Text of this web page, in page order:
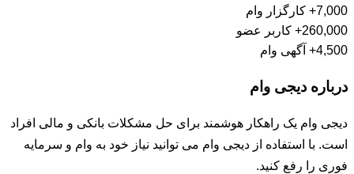
7,000+
کارگزار وام
260,000+
کاربر عضو
4,500+
آگهی وام
درباره دیجی وام
دیجی وام یک راهکار هوشمند برای حل مشکلات بانکی و مالی افراد
است. با استفاده از دیجی وام می توانید نیاز خود به وام و سرمایه
فوری را رفع کنید.